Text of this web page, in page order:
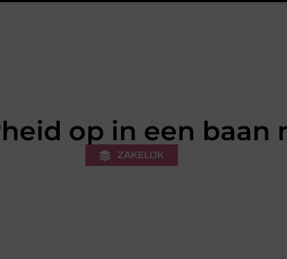
voor een sportieve lifestyle
op in een baan
ZAKELIJK